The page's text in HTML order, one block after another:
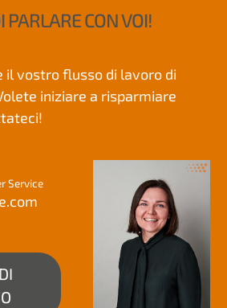
PARLARE CON VOI!
vostro flusso di lavoro di
iniziare a risparmiare
Service